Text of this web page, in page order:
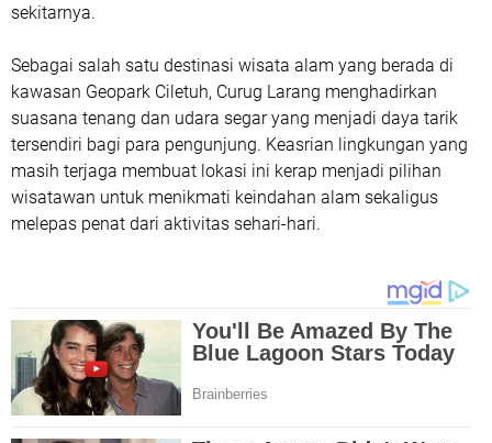
sekitarnya.
Sebagai salah satu destinasi wisata alam yang berada di
kawasan Geopark Ciletuh, Curug Larang menghadirkan
suasana tenang dan udara segar yang menjadi daya tarik
tersendiri bagi para pengunjung. Keasrian lingkungan yang
masih terjaga membuat lokasi ini kerap menjadi pilihan
wisatawan untuk menikmati keindahan alam sekaligus
melepas penat dari aktivitas sehari-hari.